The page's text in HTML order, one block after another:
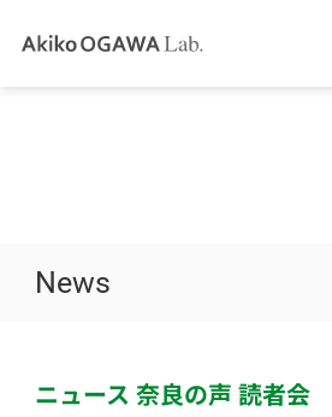
News
ニュース 奈良の声 読者会